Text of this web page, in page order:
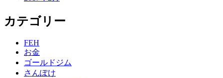
カテゴリー
FEH
お金
ゴールドジム
さんぽけ